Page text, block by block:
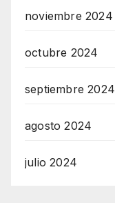
noviembre 2024
octubre 2024
septiembre 2024
agosto 2024
julio 2024